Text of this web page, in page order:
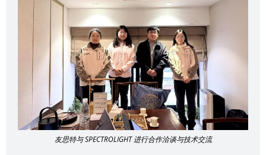
友思特与 SPECTROLIGHT 进行合作洽谈与技术交流